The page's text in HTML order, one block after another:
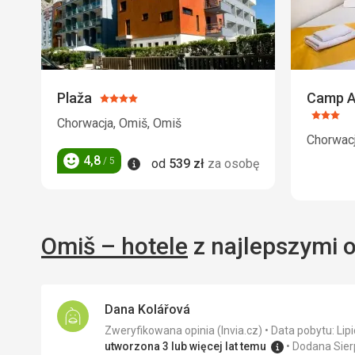
Plaža Ocena:
4/5
Chorwacja, Omiš, Omiš
Ocena
4,8 / 5 Informacje
od 539 zł za osobę
Camp
Ocena:
3/5
Omiš – hotele z najlepszymi
Dana Kolářová
Zweryfikowana opinia (Invia.cz) Data pobytu:
utworzona 3 lub więcej lat temu
Dodana